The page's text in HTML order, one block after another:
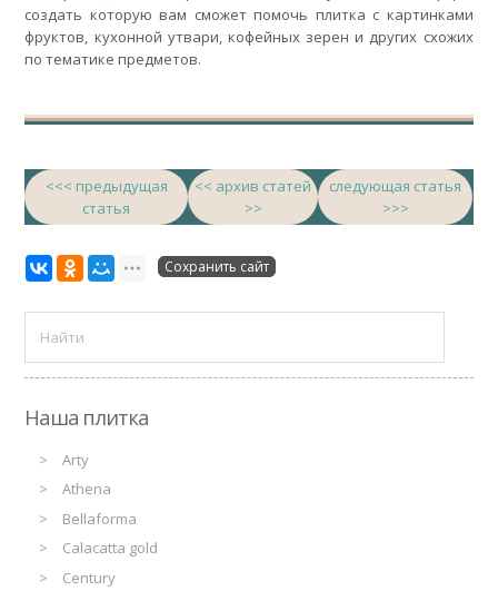
создать которую вам сможет помочь плитка с картинками
фруктов, кухонной утвари, кофейных зерен и других схожих
по тематике предметов.
<<< предыдущая
статья
<< архив статей
>>
следующая статья
>>>
Сохранить сайт
Наша плитка
Arty
Athena
Bellaforma
Calacatta gold
Century